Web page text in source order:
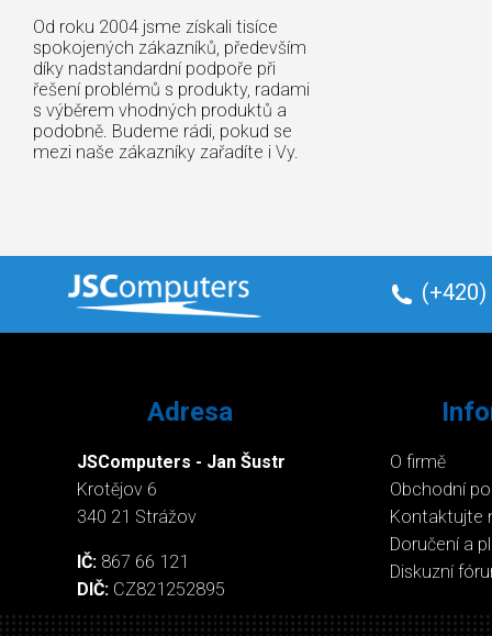
Od roku 2004 jsme získali tisíce
spokojených zákazníků, především
díky nadstandardní podpoře při
řešení problémů s produkty, radami
s výběrem vhodných produktů a
podobně. Budeme rádi, pokud se
mezi naše zákazníky zařadíte i Vy.
(+420)
Adresa
JSComputers - Jan Šustr
Krotějov 6
340 21 Strážov
IČ: 867 66 121
DIČ: CZ821252895
O firmě
Obchodní
Kontaktujte
Doručení a
Diskuzní